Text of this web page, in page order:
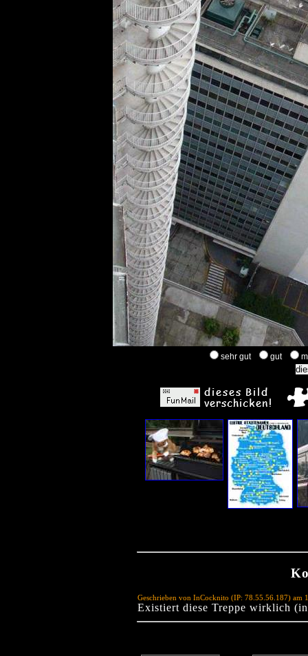
sehr gut gut
Geschrieben von InCocknito (IP: 78.55.56.187) am
Existiert diese Treppe wirklich